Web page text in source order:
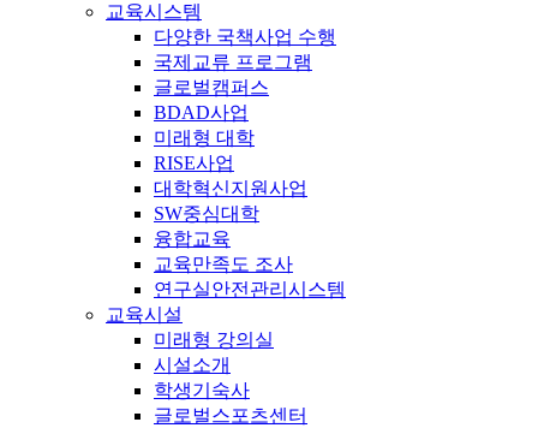
교육시스템
다양한 국책사업 수행
국제교류 프로그램
글로벌캠퍼스
BDAD사업
미래형 대학
RISE사업
대학혁신지원사업
SW중심대학
융합교육
교육만족도 조사
연구실안전관리시스템
교육시설
미래형 강의실
시설소개
학생기숙사
글로벌스포츠센터